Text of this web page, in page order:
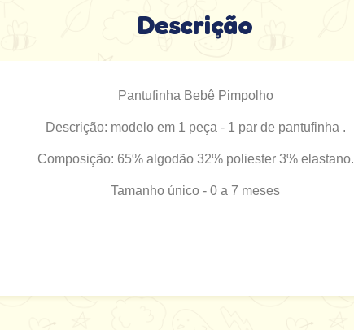
Descrição
Pantufinha Bebê Pimpolho
Descrição: modelo em 1 peça - 1 par de pantufinha .
Composição: 65% algodão 32% poliester 3% elastano.
Tamanho único - 0 a 7 meses